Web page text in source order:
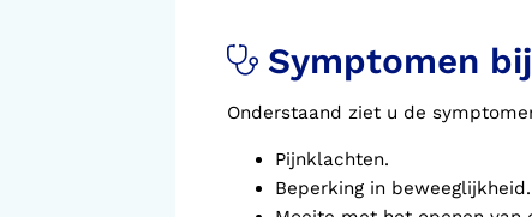
Symptomen
Onderstaand ziet u de
Pijnklachten.
Beperking in beweeglijkheid.